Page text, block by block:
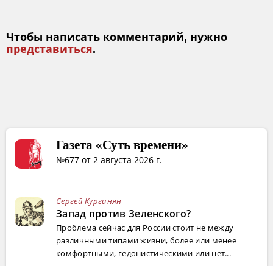
Чтобы написать комментарий, нужно
представиться.
Газета «Суть времени»
№677 от 2 августа 2026 г.
Сергей Кургинян
Запад против Зеленского?
Проблема сейчас для России стоит не между
различными типами жизни, более или менее
комфортными, гедонистическими или нет...